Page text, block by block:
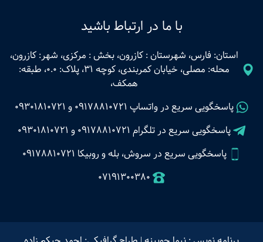
با ما در ارتباط باشید
استان: فارس، شهرستان : کازرون، بخش : مرکزی، شهر: کازرون،
محله: مصلی، خیابان کمربندی، کوچه 31، پلاک: 0.0، طبقه:
همکف،
پاسخگویی سریع در واتساپ 09178810721 و 09301810721
پاسخگویی سریع در تلگرام 09178810721 و 09301810721
پاسخگویی سریع در سروش، بله و روبیکا 09178810721
07191300380